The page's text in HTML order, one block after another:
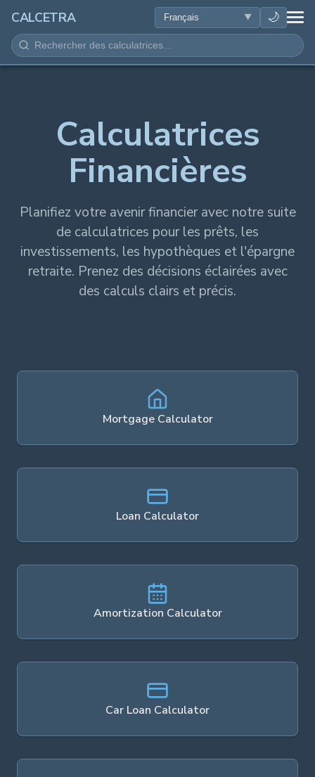
CALCETRA 🌙
MATHÉMATIQUES
SCIENCE
QUOTIDIEN
AUTRES OUTILS
Calculatrices
Financières
Planifiez votre avenir financier avec notre suite
de calculatrices pour les prêts, les
investissements, les hypothèques et l'épargne
retraite. Prenez des décisions éclairées avec
des calculs clairs et précis.
Mortgage Calculator
Loan Calculator
Amortization Calculator
Car Loan Calculator